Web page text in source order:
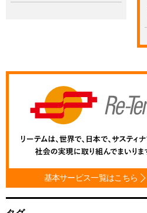
基本サービス一覧はこちら